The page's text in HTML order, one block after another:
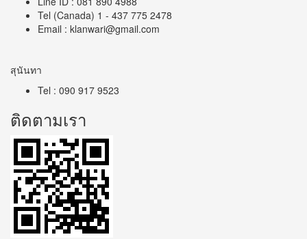
Tel (Canada) 1 - 437 775 2478
Email : klanwari@gmail.com
สุนันทา
Tel : 090 917 9523
ติดตามเรา